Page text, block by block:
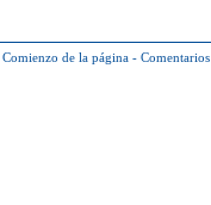
Comienzo de la página - Comentarios